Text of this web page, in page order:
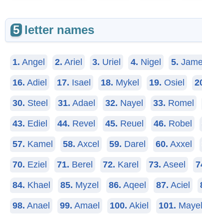
5 letter names
1. Angel 2. Ariel 3. Uriel 4. Nigel 5.
16. Adiel 17. Isael 18. Mykel 19. Osiel
30. Steel 31. Adael 32. Nayel 33. Romel
43. Ediel 44. Revel 45. Reuel 46. Robel
57. Kamel 58. Axcel 59. Darel 60. Axxel
70. Eziel 71. Berel 72. Karel 73. Aseel
84. Khael 85. Myzel 86. Aqeel 87. Aciel
98. Anael 99. Amael 100. Akiel 101. Mayel